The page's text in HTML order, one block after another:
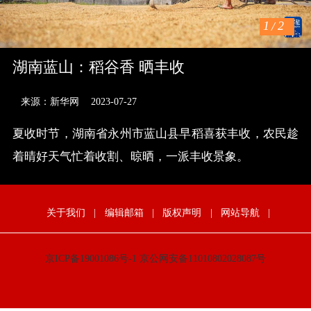
1 /2
湖南蓝山：稻谷香 晒丰收
来源：新华网 2023-07-27
夏收时节，湖南省永州市蓝山县早稻喜获丰收，农民趁
着晴好天气忙着收割、晾晒，一派丰收景象。
关于我们 | 编辑邮箱 | 版权声明 | 网站导航 |
京ICP备19001086号-1 京公网安备11010802028087号